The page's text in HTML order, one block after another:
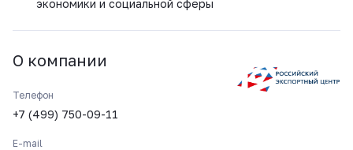
экономики и социальной сферы
О компании
Телефон
+7 (499) 750-09-11
E-mail